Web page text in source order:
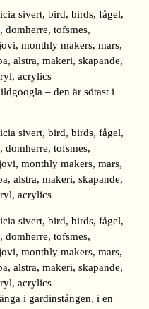
– den är sötast i
i gardinstången, i en